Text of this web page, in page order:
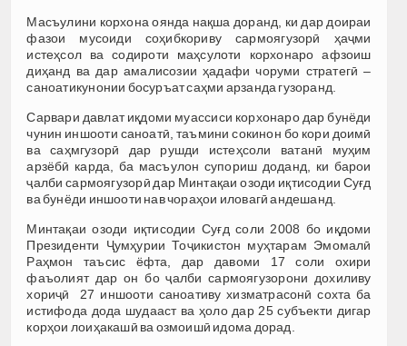
Масъулини корхона оянда нақша доранд, ки дар доираи
фазои мусоиди соҳибкориву сармоягузорӣ ҳаҷми
истеҳсол ва содироти маҳсулоти корхонаро афзоиш
диҳанд ва дар амалисозии ҳадафи чоруми стратегӣ –
саноатикунонии босуръат саҳми арзанда гузоранд.
Сарвари давлат иқдоми муассиси корхонаро дар бунёди
чунин иншооти саноатӣ, таъмини сокинон бо кори доимӣ
ва саҳмгузорӣ дар рушди истеҳсоли ватанӣ муҳим
арзёбӣ карда, ба масъулон супориш доданд, ки барои
ҷалби сармоягузорӣ дар Минтақаи озоди иқтисодии Суғд
ва бунёди иншооти нав чораҳои иловагӣ андешанд.
Минтақаи озоди иқтисодии Суғд соли 2008 бо иқдоми
Президенти Ҷумҳурии Тоҷикистон муҳтарам Эмомалӣ
Раҳмон таъсис ёфта, дар давоми 17 соли охири
фаъолият дар он бо ҷалби сармоягузорони дохиливу
хориҷӣ 27 иншооти саноативу хизматрасонӣ сохта ба
истифода дода шудааст ва ҳоло дар 25 субъекти дигар
корҳои лоиҳакашӣ ва озмоишӣ идома дорад.